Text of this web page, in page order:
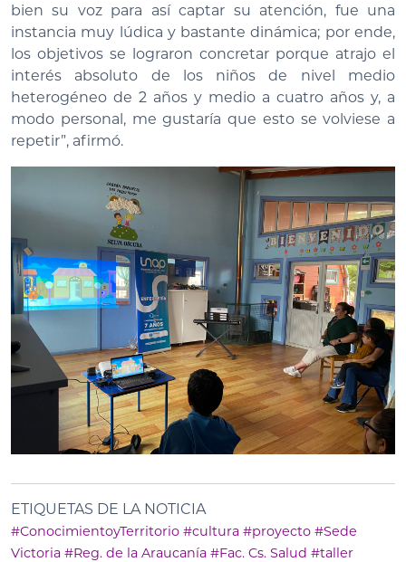
bien su voz para así captar su atención, fue una
instancia muy lúdica y bastante dinámica; por ende,
los objetivos se lograron concretar porque atrajo el
interés absoluto de los niños de nivel medio
heterogéneo de 2 años y medio a cuatro años y, a
modo personal, me gustaría que esto se volviese a
repetir”, afirmó.
ETIQUETAS DE LA NOTICIA
#ConocimientoyTerritorio #cultura #proyecto #Sede
Victoria #Reg. de la Araucanía #Fac. Cs. Salud #taller